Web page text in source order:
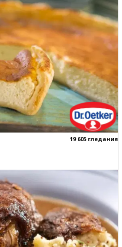
19 605 гледания